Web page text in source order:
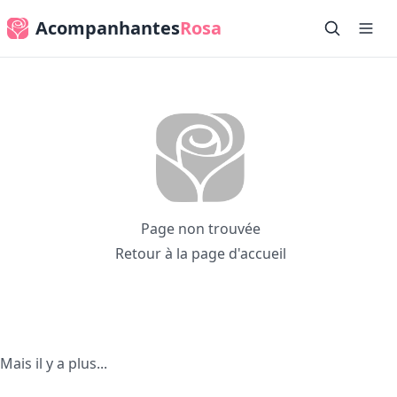
AcompanhantesRosa
Page non trouvée
Retour à la page d'accueil
Mais il y a plus...